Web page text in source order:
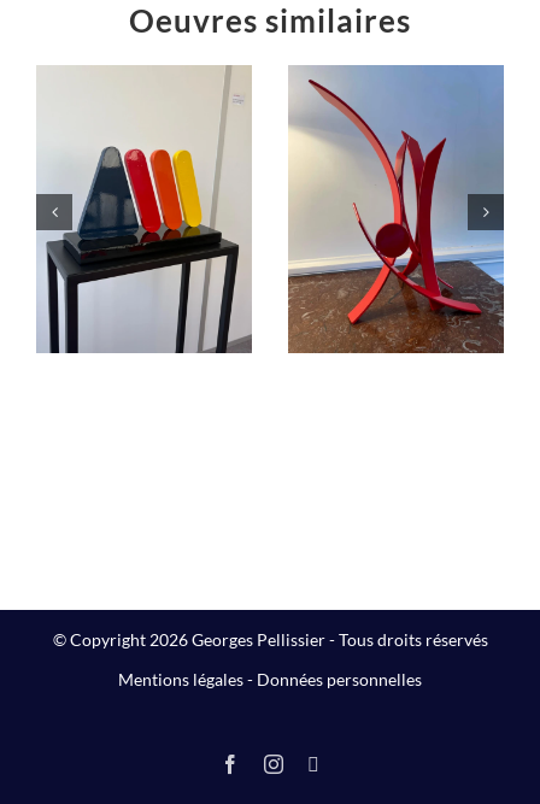
Oeuvres similaires
Éruption
jaillissement
rouge
Sculptures
« L’équilibre
dans le Cosmos.
C’est la fête !… »
Sculptures
© Copyright 2026 Georges Pellissier - Tous droits réservés
Mentions légales- Données personnelles
FacebookInstagram